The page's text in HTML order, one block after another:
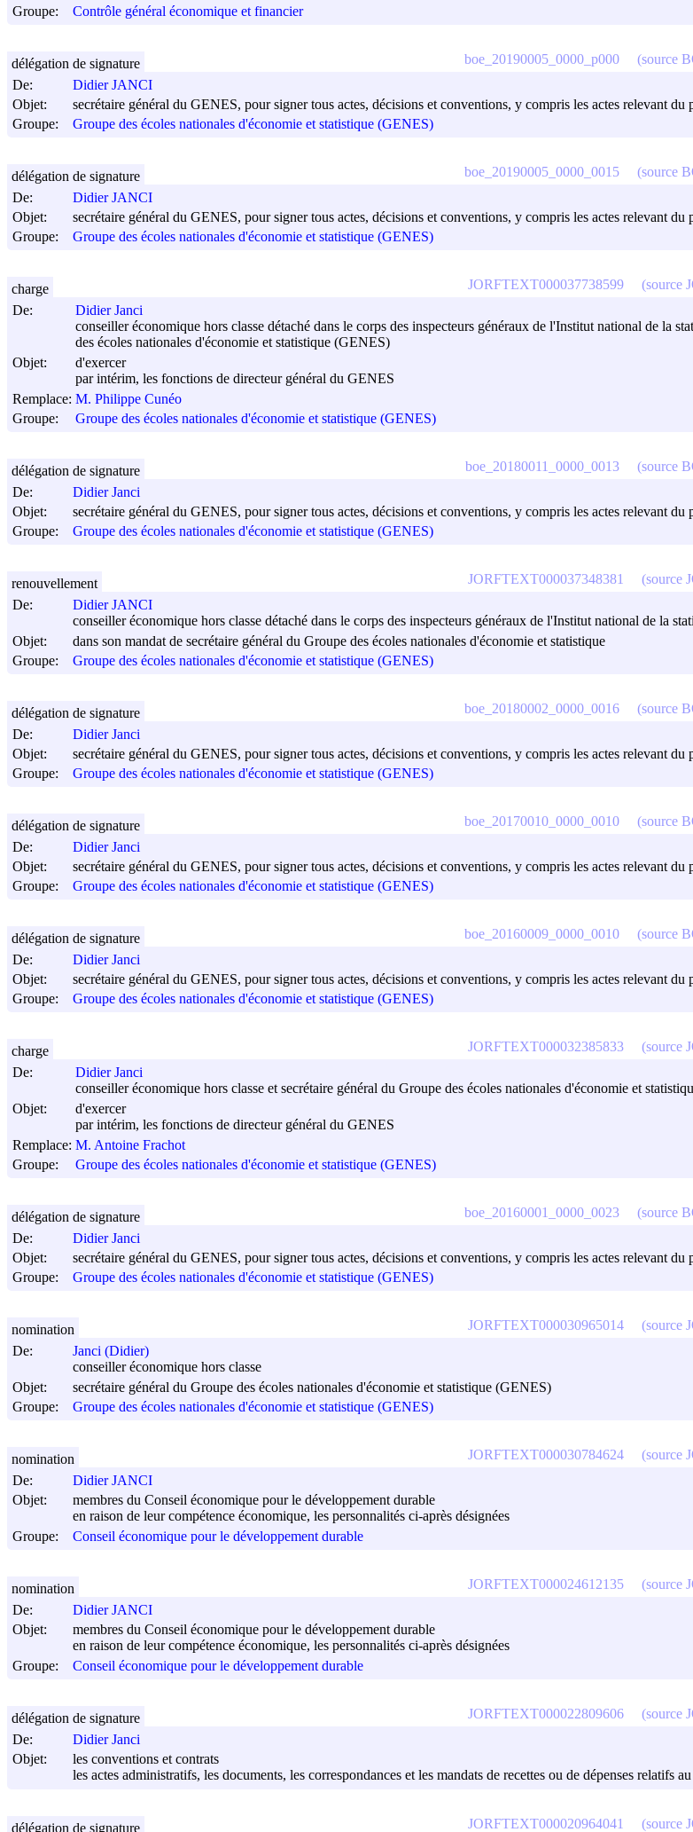
Groupe:
Contrôle général économique et financier
De:
Didier JANCI
Objet:
secrétaire général du GENES, pour signer tous actes, décisions et conventions, y compris les actes relevant
Groupe:
Groupe des écoles nationales d'économie et statistique (GENES)
boe_20190005_0000_p000 (source
délégation de signature
De:
Didier JANCI
Objet:
secrétaire général du GENES, pour signer tous actes, décisions et conventions, y compris les actes relevant
Groupe:
Groupe des écoles nationales d'économie et statistique (GENES)
boe_20190005_0000_0015 (source
délégation de signature
De:
Didier Janci
conseiller économique hors classe détaché dans le corps des inspecteurs généraux de l'Institut national de la
des écoles nationales d'économie et statistique (GENES)
Objet:
d'exercer
par intérim, les fonctions de directeur général du GENES
Remplace: M. Philippe Cunéo
Groupe:
Groupe des écoles nationales d'économie et statistique (GENES)
JORFTEXT000037738599 (source
charge
De:
Didier Janci
Objet:
secrétaire général du GENES, pour signer tous actes, décisions et conventions, y compris les actes relevant
Groupe:
Groupe des écoles nationales d'économie et statistique (GENES)
boe_20180011_0000_0013 (source
délégation de signature
De:
Didier JANCI
conseiller économique hors classe détaché dans le corps des inspecteurs généraux de l'Institut national de la
Objet:
dans son mandat de secrétaire général du Groupe des écoles nationales d'économie et statistique
Groupe:
Groupe des écoles nationales d'économie et statistique (GENES)
JORFTEXT000037348381 (source
renouvellement
De:
Didier Janci
Objet:
secrétaire général du GENES, pour signer tous actes, décisions et conventions, y compris les actes relevant
Groupe:
Groupe des écoles nationales d'économie et statistique (GENES)
boe_20180002_0000_0016 (source
délégation de signature
De:
Didier Janci
Objet:
secrétaire général du GENES, pour signer tous actes, décisions et conventions, y compris les actes relevant
Groupe:
Groupe des écoles nationales d'économie et statistique (GENES)
boe_20170010_0000_0010 (source
délégation de signature
De:
Didier Janci
Objet:
secrétaire général du GENES, pour signer tous actes, décisions et conventions, y compris les actes relevant
Groupe:
Groupe des écoles nationales d'économie et statistique (GENES)
boe_20160009_0000_0010 (source
délégation de signature
De:
Didier Janci
conseiller économique hors classe et secrétaire général du Groupe des écoles nationales d'économie et
Objet:
d'exercer
par intérim, les fonctions de directeur général du GENES
Remplace: M. Antoine Frachot
Groupe:
Groupe des écoles nationales d'économie et statistique (GENES)
JORFTEXT000032385833 (source
charge
De:
Didier Janci
Objet:
secrétaire général du GENES, pour signer tous actes, décisions et conventions, y compris les actes relevant
Groupe:
Groupe des écoles nationales d'économie et statistique (GENES)
boe_20160001_0000_0023 (source
délégation de signature
De:
Janci (Didier)
conseiller économique hors classe
Objet:
secrétaire général du Groupe des écoles nationales d'économie et statistique (GENES)
Groupe:
Groupe des écoles nationales d'économie et statistique (GENES)
JORFTEXT000030965014 (source
nomination
De:
Didier JANCI
Objet:
membres du Conseil économique pour le développement durable
en raison de leur compétence économique, les personnalités ci-après désignées
Groupe:
Conseil économique pour le développement durable
JORFTEXT000030784624 (source
nomination
De:
Didier JANCI
Objet:
membres du Conseil économique pour le développement durable
en raison de leur compétence économique, les personnalités ci-après désignées
Groupe:
Conseil économique pour le développement durable
JORFTEXT000024612135 (source
nomination
De:
Didier Janci
Objet:
les conventions et contrats
les actes administratifs, les documents, les correspondances et les mandats de recettes ou de dépenses relatifs
JORFTEXT000022809606 (source
délégation de signature
JORFTEXT000020964041 (source
délégation de signature